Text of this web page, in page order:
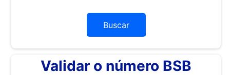
Buscar
Validar o número BSB